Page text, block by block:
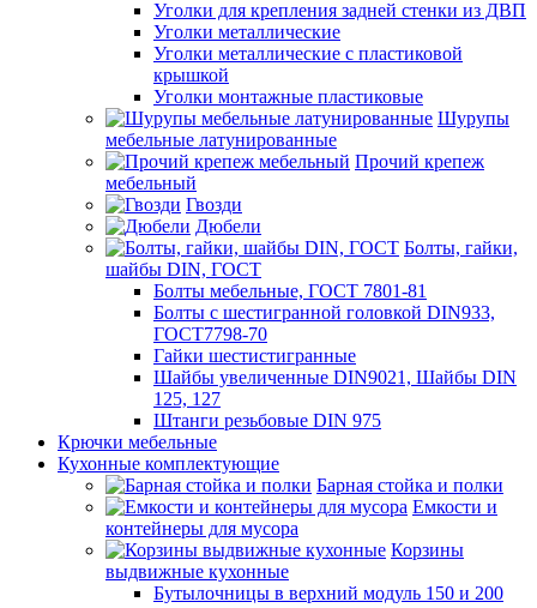
Уголки для крепления задней стенки из ДВП
Уголки металлические
Уголки металлические с пластиковой
крышкой
Уголки монтажные пластиковые
Шурупы
мебельные латунированные
Прочий крепеж
мебельный
Гвозди
Дюбели
Болты, гайки,
шайбы DIN, ГОСТ
Болты мебельные, ГОСТ 7801-81
Болты с шестигранной головкой DIN933,
ГОСТ7798-70
Гайки шестистигранные
Шайбы увеличенные DIN9021, Шайбы DIN
125, 127
Штанги резьбовые DIN 975
Крючки мебельные
Кухонные комплектующие
Барная стойка и полки
Емкости и
контейнеры для мусора
Корзины
выдвижные кухонные
Бутылочницы в верхний модуль 150 и 200